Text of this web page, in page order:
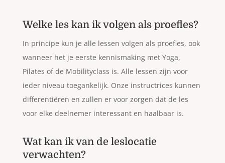
Welke les kan ik volgen als proefles?
In principe kun je alle lessen volgen als proefles, ook
wanneer het je eerste kennismaking met Yoga,
Pilates of de Mobilityclass is. Alle lessen zijn voor
ieder niveau toegankelijk. Onze instructrices kunnen
differentiëren en zullen er voor zorgen dat de les
voor elke deelnemer interessant en haalbaar is.
Wat kan ik van de leslocatie
verwachten?